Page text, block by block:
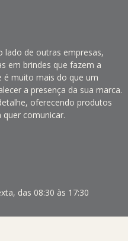
lado de outras empresas,
em brindes que fazem a
é muito mais do que um
a presença da sua marca.
oferecendo produtos
comunicar.
das 08:30 às 17:30